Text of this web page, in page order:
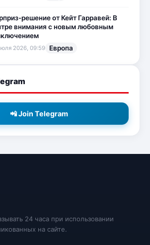
решение от Кейт Гарравей: В
внимания с новым любовным
2026, 09:59 Европа
📲 Join Telegram
24 часа при использовании
на сайте.